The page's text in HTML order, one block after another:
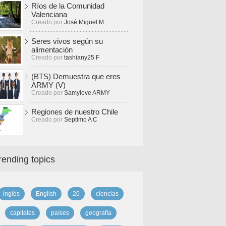
Ríos de la Comunidad
Valenciana
Creado por José Miguel M
Seres vivos según su
alimentación
Creado por tashiany25 F
(BTS) Demuestra que eres
ARMY (V)
Creado por Samylove ARMY
Regiones de nuestro Chile
Creado por Septimo A C
topics
inglés English 20 ciencias
capitales países geografía